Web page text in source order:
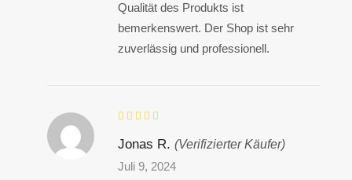
Qualität des Produkts ist
bemerkenswert. Der Shop ist sehr
zuverlässig und professionell.
Jonas R. (Verifizierter Käufer)
Juli 9, 2024